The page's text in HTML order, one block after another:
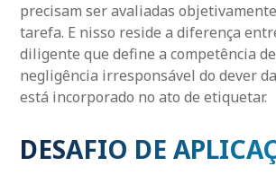
precisam ser avaliadas
tarefa. E nisso reside a diferença
diligente que define a competência
negligência irresponsável do dever
está incorporado no ato de etiquetar.
DESAFIO DE